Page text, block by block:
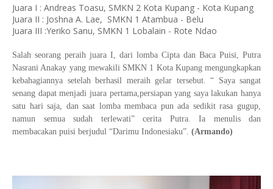
Juara I : Andreas Toasu, SMKN 2 Kota Kupang - Kota Kupang
Juara II : Joshna A. Lae, SMKN 1 Atambua - Belu
Juara III :Yeriko Sanu, SMKN 1 Lobalain - Rote Ndao
Salah seorang peraih juara I, dari lomba Cipta dan Baca Puisi, Putra
Nasrani Anakay yang mewakili SMKN 1 Kota Kupang mengungkapkan
kebahagiannya setelah berhasil meraih gelar tersebut. “ Saya sangat
senang dapat menjadi juara pertama,persiapan yang saya lakukan hanya
satu hari saja, dan saat lomba membaca pun ada sedikit rasa gugup,
namun semua sudah terlewati” cerita Putra. Ia menulis dan
membacakan puisi berjudul “Darimu Indonesiaku”. (Armando)